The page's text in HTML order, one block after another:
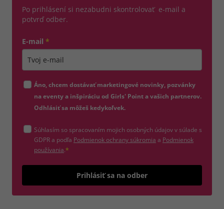
Po prihlásení si nezabudni skontrolovať e-mail a
potvrď odber.
E-mail *
Áno, chcem dostávať marketingové novinky, pozvánky
na eventy a inšpiráciu od Girls' Point a vašich partnerov.
Odhlásiť sa môžeš kedykoľvek.
Súhlasím so spracovaním mojich osobných údajov v súlade s
GDPR a podľa Podmienok ochrany súkromia (otvorí sa v novom okne)
a Podmienok
používania(otvorí sa v novom okne)
.*
Prihlásiť sa na odber